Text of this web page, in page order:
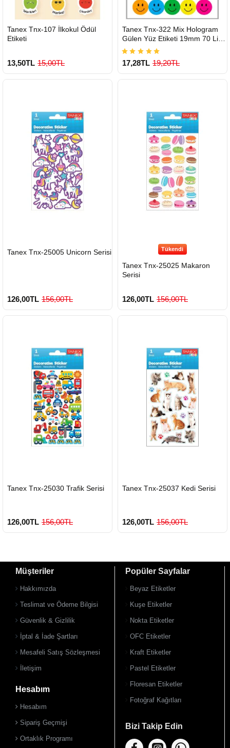
GÖNDERİ
Tanex Tnx-107 İlkokul Ödül
Etiketi
13,50TL 15,00TL
GÖNDERİ
Tanex Tnx-322 Mix Hologram
Gülen Yüz Etiketi 19mm 70 Li
Paket
17,28TL 19,20TL
GÖNDERİ
Tanex Tnx-25005 Unicorn Serisi
126,00TL 156,00TL
Tükendi
Tanex Tnx-25025 Makaron
Serisi
126,00TL 156,00TL
GÖNDERİ
Tanex Tnx-25030 Trafik Serisi
126,00TL 156,00TL
GÖNDERİ
Tanex Tnx-25037 Kedi Serisi
126,00TL 156,00TL
Müşteriler
Hakkımızda
Teslimat ve Ödeme Bilgisi
Güvenlik & Gizlilik
İptal & İade Şartları
Mesafeli Satış Sözleşmesi
İletişim
Hesabım
Hesabım
Sipariş Geçmişi
Ortaklık Programı
Popüler Sayfalar
Beyaz Etiketler
Kuşe Etiketler
Nokta Etiketler
OFC Etiketler
Kraft Etiketler
Pastel Etiketler
Floresan Etiketler
Fotoğraf Kağıtları
Bizi Takip Edin